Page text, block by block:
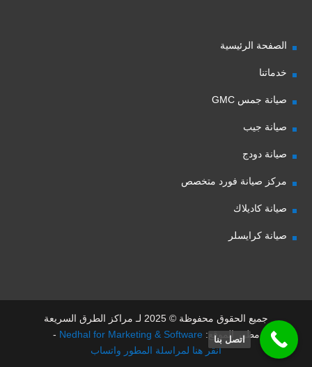
الصفحة الرئيسية
خدماتنا
صيانة جمس GMC
صيانة جيب
صيانة دودج
مركز صيانة فورد متخصص
صيانة كاديلاك
صيانة كرايسلر
جميع الحقوق محفوظة © 2025 لـ مراكز الطرق السريعة
مطور الموقع: Nedhal for Marketing & Software
-
انقر هنا لمراسلة المطور واتساب
اتصل بنا